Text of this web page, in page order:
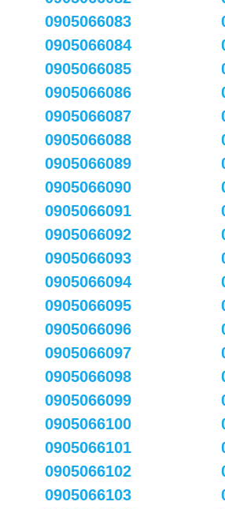
0905066083
0905066084
0905066085
0905066086
0905066087
0905066088
0905066089
0905066090
0905066091
0905066092
0905066093
0905066094
0905066095
0905066096
0905066097
0905066098
0905066099
0905066100
0905066101
0905066102
0905066103